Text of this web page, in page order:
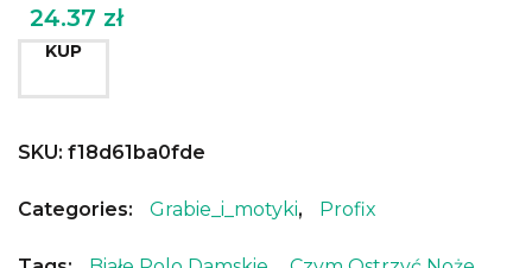
24.37 zł
KUP
SKU: f18d61ba0fde
Categories: Grabie_i_motyki, Profix